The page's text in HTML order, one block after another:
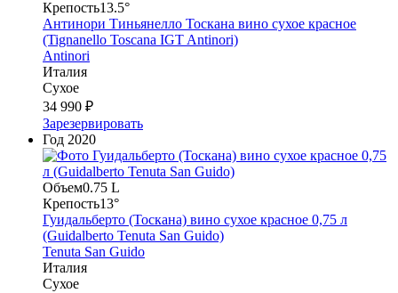
Крепость13.5°
Антинори Тиньянелло Тоскана вино сухое красное
(Tignanello Toscana IGT Antinori)
Antinori
Италия
Сухое
34 990 ₽
Зарезервировать
Год 2020
Объем0.75 L
Крепость13°
Гуидальберто (Тоскана) вино сухое красное 0,75 л
(Guidalberto Tenuta San Guido)
Tenuta San Guido
Италия
Сухое